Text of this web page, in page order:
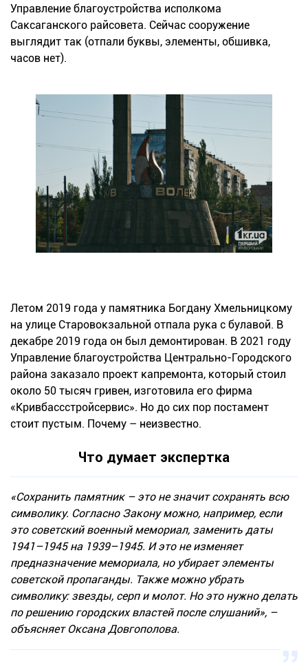
Управление благоустройства исполкома
Саксаганского райсовета. Сейчас сооружение
выглядит так (отпали буквы, элементы, обшивка,
часов нет).
Летом 2019 года у памятника Богдану Хмельницкому
на улице Старовокзальной отпала рука с булавой. В
декабре 2019 года он был демонтирован. В 2021 году
Управление благоустройства Центрально-Городского
района заказало проект капремонта, который стоил
около 50 тысяч гривен, изготовила его фирма
«Кривбассстройсервис». Но до сих пор постамент
стоит пустым. Почему – неизвестно.
Что думает экспертка
«Сохранить памятник – это не значит сохранять всю
символику. Согласно Закону можно, например, если
это советский военный мемориал, заменить даты
1941–1945 на 1939–1945. И это не изменяет
предназначение мемориала, но убирает элементы
советской пропаганды. Также можно убрать
символику: звезды, серп и молот. Но это нужно делать
по решению городских властей после слушаний», –
объясняет Оксана Довгополова.